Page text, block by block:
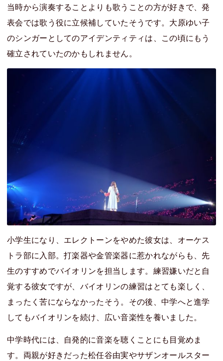
当時から演奏することよりも歌うことの方が好きで、発
表会では歌う役に立候補していたそうです。大原ゆい子
のシンガーとしてのアイデンティティは、この頃にもう
確立されていたのかもしれません。
小学生になり、エレクトーンをやめた彼女は、オーケス
トラ部に入部。打楽器や金管楽器に惹かれながらも、先
生のすすめでバイオリンを担当します。練習嫌いだと自
覚する彼女ですが、バイオリンの練習はとても楽しく、
まったく苦にならなかったそう。その後、中学へと進学
してもバイオリンを続け、広い音楽性を養いました。
中学時代には、自発的に音楽を聴くことにも目覚めま
す。両親が好きだった松任谷由実やサザンオールスター